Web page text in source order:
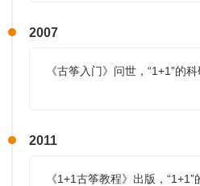
2007
《古筝入门》问世，“1+1”的
2011
《1+1古筝教程》出版，